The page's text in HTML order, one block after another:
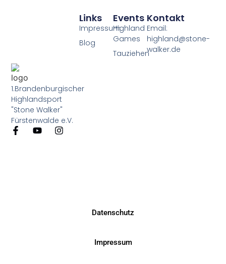
1.Brandenburgischer
Highlandsport
"Stone Walker"
Fürstenwalde e.V.
Events
Highland
Games
Tauziehen
Links
Impressum
Blog
Kontakt
Email:
highland@stone-
walker.de
Datenschutz
Impressum